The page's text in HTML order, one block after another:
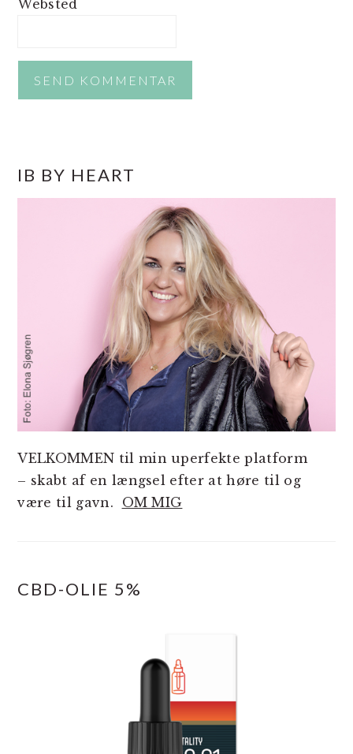
Websted
SIDEBAR
IB BY HEART
VELKOMMEN til min uperfekte platform
– skabt af en længsel efter at høre til og
være til gavn. OM MIG
CBD-OLIE 5%